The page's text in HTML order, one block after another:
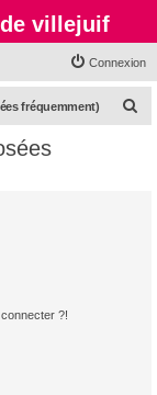
villejuif
Connexion
fréquemment)
?!